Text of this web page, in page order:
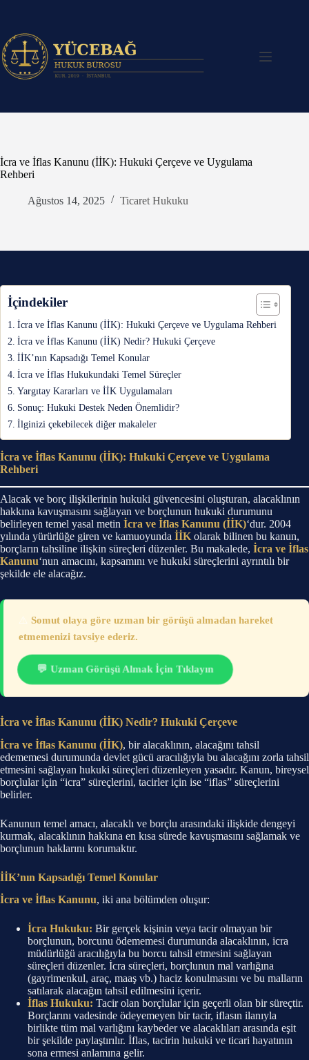
İcra ve İflas Kanunu (İİK): Hukuki Çerçeve ve Uygulama
Rehberi
Ağustos 14, 2025 Ticaret Hukuku
İçindekiler
İcra ve İflas Kanunu (İİK): Hukuki Çerçeve ve Uygulama Rehberi
İcra ve İflas Kanunu (İİK) Nedir? Hukuki Çerçeve
İİK’nın Kapsadığı Temel Konular
İcra ve İflas Hukukundaki Temel Süreçler
Yargıtay Kararları ve İİK Uygulamaları
Sonuç: Hukuki Destek Neden Önemlidir?
İlginizi çekebilecek diğer makaleler
İcra ve İflas Kanunu (İİK): Hukuki Çerçeve ve Uygulama
Rehberi
Alacak ve borç ilişkilerinin hukuki güvencesini oluşturan, alacaklının
hakkına kavuşmasını sağlayan ve borçlunun hukuki durumunu
belirleyen temel yasal metin İcra ve İflas Kanunu (İİK)‘dur. 2004
yılında yürürlüğe giren ve kamuoyunda İİK olarak bilinen bu kanun,
borçların tahsiline ilişkin süreçleri düzenler. Bu makalede, İcra ve İflas
Kanunu‘nun amacını, kapsamını ve hukuki süreçlerini ayrıntılı bir
şekilde ele alacağız.
Somut olaya göre uzman bir görüşü almadan hareket
etmemenizi tavsiye ederiz.
💬 Uzman Görüşü Almak İçin Tıklayın
İcra ve İflas Kanunu (İİK) Nedir? Hukuki Çerçeve
İcra ve İflas Kanunu (İİK), bir alacaklının, alacağını tahsil
edememesi durumunda devlet gücü aracılığıyla bu alacağını zorla tahsil
etmesini sağlayan hukuki süreçleri düzenleyen yasadır. Kanun, bireysel
borçlular için “icra” süreçlerini, tacirler için ise “iflas” süreçlerini
belirler.
Kanunun temel amacı, alacaklı ve borçlu arasındaki ilişkide dengeyi
kurmak, alacaklının hakkına en kısa sürede kavuşmasını sağlamak ve
borçlunun haklarını korumaktır.
İİK’nın Kapsadığı Temel Konular
İcra ve İflas Kanunu, iki ana bölümden oluşur:
İcra Hukuku: Bir gerçek kişinin veya tacir olmayan bir
borçlunun, borcunu ödememesi durumunda alacaklının, icra
müdürlüğü aracılığıyla bu borcu tahsil etmesini sağlayan
süreçleri düzenler. İcra süreçleri, borçlunun mal varlığına
(gayrimenkul, araç, maaş vb.) haciz konulmasını ve bu malların
satılarak alacağın tahsil edilmesini içerir.
İflas Hukuku: Tacir olan borçlular için geçerli olan bir süreçtir.
Borçlarını vadesinde ödeyemeyen bir tacir, iflasın ilanıyla
birlikte tüm mal varlığını kaybeder ve alacaklıları arasında eşit
bir şekilde paylaştırılır. İflas, tacirin hukuki ve ticari hayatının
sona ermesi anlamına gelir.